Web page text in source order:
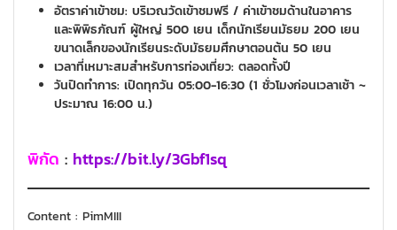
อัตราค่าเข้าชม: บริเวณวัดเข้าชมฟรี / ค่าเข้าชมด้านในอาคาร
และพิพิธภัณฑ์ ผู้ใหญ่ 500 เยน เด็กนักเรียนมัธยม 200 เยน
ขนาดเล็กของนักเรียนระดับมัธยมศึกษาตอนต้น 50 เยน
เวลาที่เหมาะสมสำหรับการท่องเที่ยว: ตลอดทั้งปี
วันปิดทำการ: เปิดทุกวัน 05:00-16:30 (1 ชั่วโมงก่อนเวลาเช้า ~
ประมาณ 16:00 น.)
พิกัด : https://bit.ly/3Gbf1sq
Content : PimMIII